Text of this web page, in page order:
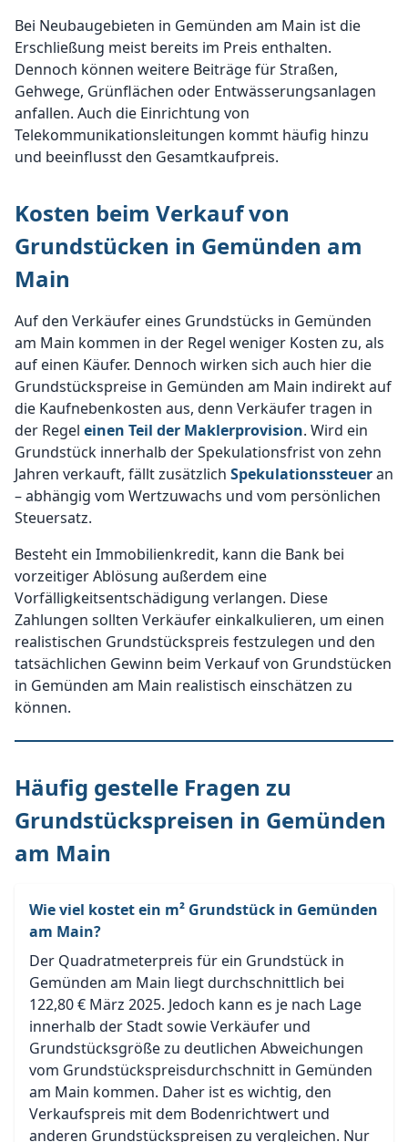
Bei Neubaugebieten in Gemünden am Main ist die
Erschließung meist bereits im Preis enthalten.
Dennoch können weitere Beiträge für Straßen,
Gehwege, Grünflächen oder Entwässerungsanlagen
anfallen. Auch die Einrichtung von
Telekommunikationsleitungen kommt häufig hinzu
und beeinflusst den Gesamtkaufpreis.
Kosten beim Verkauf von
Grundstücken in Gemünden am
Main
Auf den Verkäufer eines Grundstücks in Gemünden
am Main kommen in der Regel weniger Kosten zu, als
auf einen Käufer. Dennoch wirken sich auch hier die
Grundstückspreise in Gemünden am Main indirekt auf
die Kaufnebenkosten aus, denn Verkäufer tragen in
der Regel einen Teil der Maklerprovision. Wird ein
Grundstück innerhalb der Spekulationsfrist von zehn
Jahren verkauft, fällt zusätzlich Spekulationssteueran
– abhängig vom Wertzuwachs und vom persönlichen
Steuersatz.
Besteht ein Immobilienkredit, kann die Bank bei
vorzeitiger Ablösung außerdem eine
Vorfälligkeitsentschädigung verlangen. Diese
Zahlungen sollten Verkäufer einkalkulieren, um einen
realistischen Grundstückspreis festzulegen und den
tatsächlichen Gewinn beim Verkauf von Grundstücken
in Gemünden am Main realistisch einschätzen zu
können.
Häufig gestelle Fragen zu
Grundstückspreisen in Gemünden
am Main
Wie viel kostet ein m² Grundstück in Gemünden
am Main?
Der Quadratmeterpreis für ein Grundstück in
Gemünden am Main liegt durchschnittlich bei
122,80 € März 2025. Jedoch kann es je nach Lage
innerhalb der Stadt sowie Verkäufer und
Grundstücksgröße zu deutlichen Abweichungen
vom Grundstückspreisdurchschnitt in Gemünden
am Main kommen. Daher ist es wichtig, den
Verkaufspreis mit dem Bodenrichtwert und
anderen Grundstückspreisen zu vergleichen. Nur